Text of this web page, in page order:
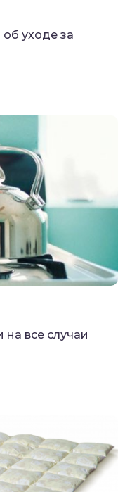
уходе за
все случаи